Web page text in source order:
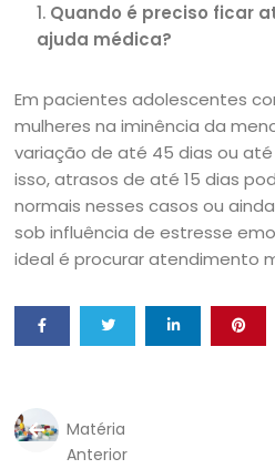
Quando é preciso ficar
ajuda médica?
Em pacientes adolescentes
mulheres na iminência da
variação de até 45 dias ou
isso, atrasos de até 15 dias
normais nesses casos ou
sob influência de estresse
ideal é procurar atendimento
Matéria
Anterior